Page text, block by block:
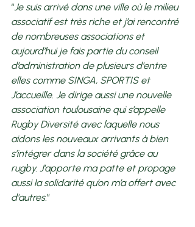
“Je suis arrivé dans une ville où le milieu
associatif est très riche et j’ai rencontré
de nombreuses associations et
aujourd’hui je fais partie du conseil
d’administration de plusieurs d'entre
elles comme SINGA, SPORTIS et
J’accueille. Je dirige aussi une nouvelle
association toulousaine qui s’appelle
Rugby Diversité avec laquelle nous
aidons les nouveaux arrivants à bien
s’intégrer dans la société grâce au
rugby. J'apporte ma patte et propage
aussi la solidarité qu’on m’a offert avec
d'autres.”